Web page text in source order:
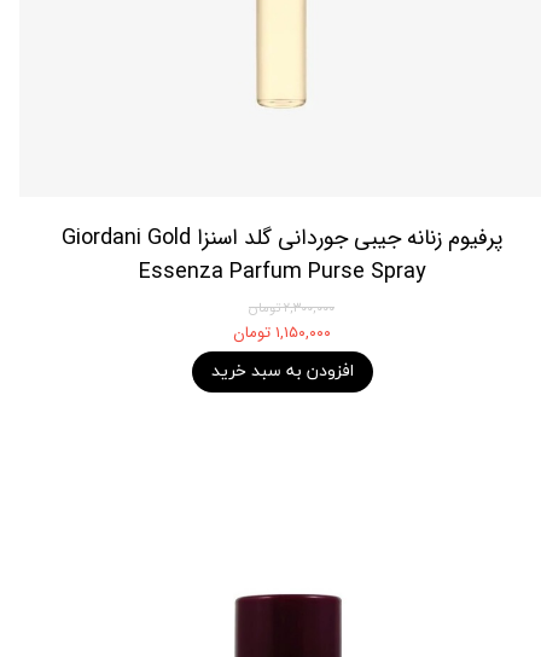
پرفیوم زنانه جیبی جوردانی گلد اسنزا Giordani Gold
Essenza Parfum Purse Spray
۲,۳۰۰,۰۰۰ تومان
۱,۱۵۰,۰۰۰ تومان
افزودن به سبد خرید